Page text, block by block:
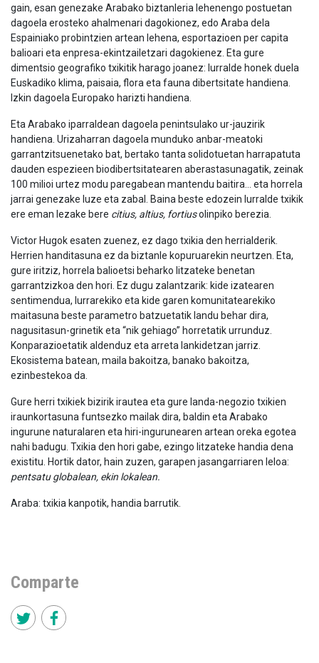
gain, esan genezake Arabako biztanleria lehenengo postuetan
dagoela erosteko ahalmenari dagokionez, edo Araba dela
Espainiako probintzien artean lehena, esportazioen per capita
balioari eta enpresa-ekintzailetzari dagokienez. Eta gure
dimentsio geografiko txikitik harago joanez: lurralde honek duela
Euskadiko klima, paisaia, flora eta fauna dibertsitate handiena.
Izkin dagoela Europako harizti handiena.
Eta Arabako iparraldean dagoela penintsulako ur-jauzirik
handiena. Urizaharran dagoela munduko anbar-meatoki
garrantzitsuenetako bat, bertako tanta solidotuetan harrapatuta
dauden espezieen biodibertsitatearen aberastasunagatik, zeinak
100 milioi urtez modu paregabean mantendu baitira… eta horrela
jarrai genezake luze eta zabal. Baina beste edozein lurralde txikik
ere eman lezake bere citius, altius, fortiusolinpiko berezia.
Victor Hugok esaten zuenez, ez dago txikia den herrialderik.
Herrien handitasuna ez da biztanle kopuruarekin neurtzen. Eta,
gure iritziz, horrela balioetsi beharko litzateke benetan
garrantzizkoa den hori. Ez dugu zalantzarik: kide izatearen
sentimendua, lurrarekiko eta kide garen komunitatearekiko
maitasuna beste parametro batzuetatik landu behar dira,
nagusitasun-grinetik eta “nik gehiago” horretatik urrunduz.
Konparazioetatik aldenduz eta arreta lankidetzan jarriz.
Ekosistema batean, maila bakoitza, banako bakoitza,
ezinbestekoa da.
Gure herri txikiek bizirik irautea eta gure landa-negozio txikien
iraunkortasuna funtsezko mailak dira, baldin eta Arabako
ingurune naturalaren eta hiri-ingurunearen artean oreka egotea
nahi badugu. Txikia den hori gabe, ezingo litzateke handia dena
existitu. Hortik dator, hain zuzen, garapen jasangarriaren leloa:
pentsatu globalean, ekin lokalean.
Araba: txikia kanpotik, handia barrutik.
Comparte